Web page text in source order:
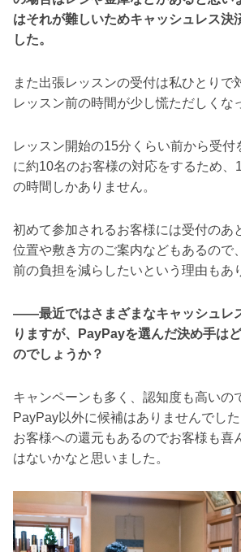
はそれが難しいためキャッシュレス決
した。
また出張レッスンの受付は私ひとりで
レッスン前の時間が少し慌ただしくな
レッスン開始の15分くらい前から受付
に約10名のお客様の対応をするため、
の時間しかありません。
初めて参加されるお客様には受付のあ
位置や敷き方のご案内などもあるので
前の負担を減らしたいという理由もあ
――最近ではさまざまなキャッシュレ
りますが、PayPayを選んだ決め手は
のでしょうか？
キャンペーンも多く、認知度も高いの
PayPay以外に候補はありませんでした
お客様への還元もあるのでお客様も喜
はないかなと思いました。